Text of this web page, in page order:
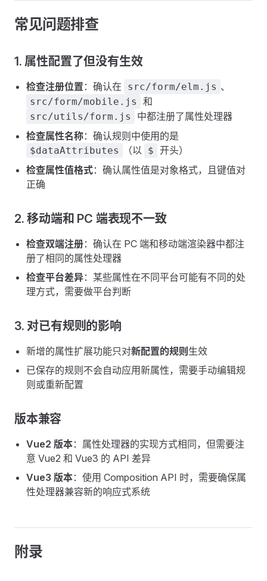
常见问题排查
1. 属性配置了但没有生效
检查注册位置 ：确认在 src/form/elm.js 、
src/form/mobile.js 和
src/utils/form.js
中都注册了属性处理器
检查属性名称：确认规则中使用的是
$dataAttributes （以 $ 开头）
检查属性值格式：确认属性值是对象格式，且键值对
正确
2. 移动端和 PC 端表现不一致
检查双端注册：确认在 PC 端和移动端渲染器中都注
册了相同的属性处理器
检查平台差异：某些属性在不同平台可能有不同的处
理方式，需要做平台判断
3. 对已有规则的影响
新增的属性扩展功能只对新配置的规则 生效
已保存的规则不会自动应用新属性，需要手动编辑规
则或重新配置
版本兼容
Vue2 版本：属性处理器的实现方式相同，但需要注
意 Vue2 和 Vue3 的 API 差异
Vue3 版本：使用 Composition API 时，需要确保属
性处理器兼容新的响应式系统
附录